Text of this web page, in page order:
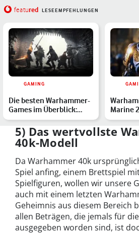
featured LESEEMPFEHLUNGEN
GAMING
Die besten Warhammer-
Games im Überblick:
Diese 6 Spiele ziehen Di…
Marine
zum
5) Das wertvollste
40k-Modell
Da Warhammer 40k
Spiel anfing, einem Brettspiel
Spielfiguren, wollen wir unsere
auch mit einem letzten
Geheimnis aus diesem Bereich
allen Beträgen, die jemals für
ausgegeben worden sind, ist